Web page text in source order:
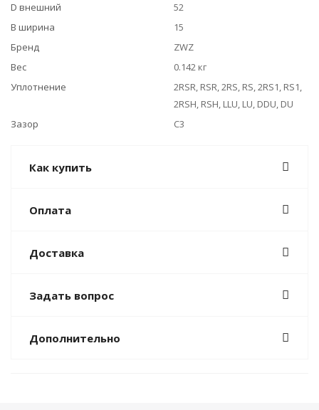
D внешний
52
B ширина
15
Бренд
ZWZ
Вес
0.142 кг
Уплотнение
2RSR, RSR, 2RS, RS, 2RS1, RS1,
2RSH, RSH, LLU, LU, DDU, DU
Зазор
C3
Как купить
Оплата
Доставка
Задать вопрос
Дополнительно